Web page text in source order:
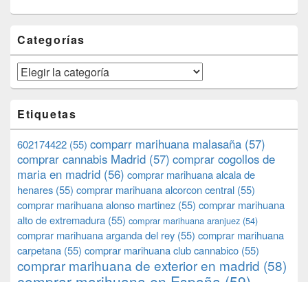
Categorías
Categorías
Etiquetas
602174422 (55) comparr marihuana malasaña (57)
comprar cannabis Madrid (57) comprar cogollos de
maria en madrid (56) comprar marihuana alcala de
henares (55) comprar marihuana alcorcon central (55)
comprar marihuana alonso martinez (55) comprar marihuana
alto de extremadura (55) comprar marihuana aranjuez (54)
comprar marihuana arganda del rey (55) comprar marihuana
carpetana (55) comprar marihuana club cannabico (55)
comprar marihuana de exterior en madrid (58)